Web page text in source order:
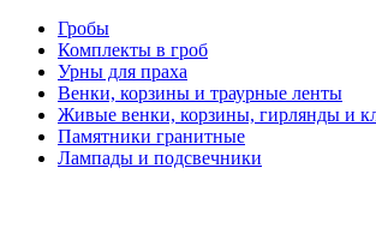
Гробы
Комплекты в гроб
Урны для праха
Венки, корзины и траурные ленты
Живые венки, корзины, гирлянды и
Памятники гранитные
Лампады и подсвечники